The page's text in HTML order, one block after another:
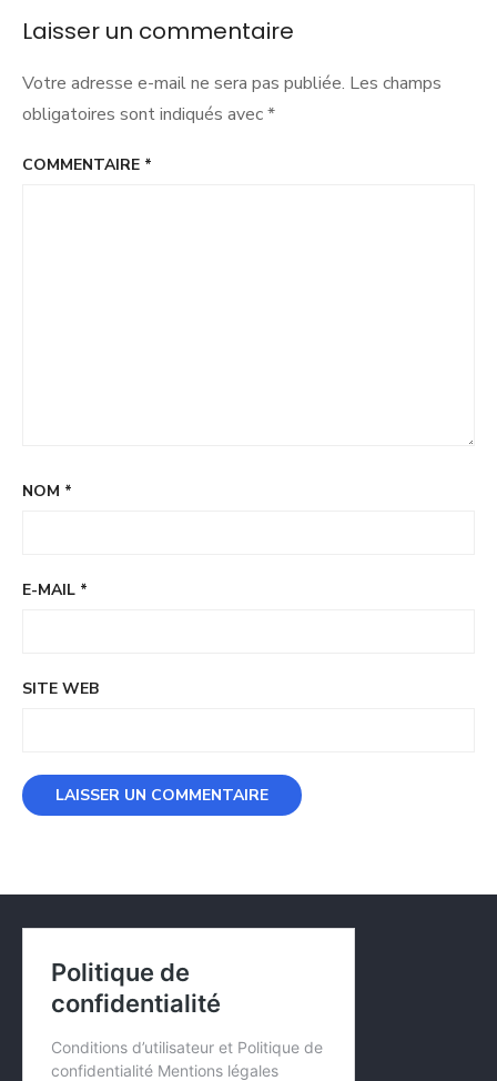
financier
de
Métropole ?
Laisser un commentaire
Votre adresse e-mail ne sera pas publiée. Les champs
obligatoires sont indiqués avec*
COMMENTAIRE *
NOM *
E-MAIL *
SITE WEB